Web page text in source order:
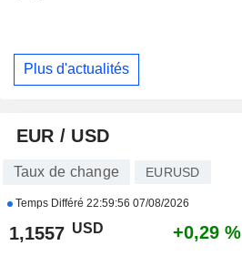
Plus d'actualités
EUR / USD
Taux de change EURUSD
Temps Différé 22:59:56 07/08/2026
1,1557 USD +0,29 %